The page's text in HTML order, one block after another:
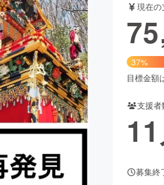
舞台・パフォーマンス
フード・飲食店
アニメ・漫画
ビューティー・ヘルスケ
GoodCAMPFIRE Creation
現在
37%
目標金額
支援者
11
募集終